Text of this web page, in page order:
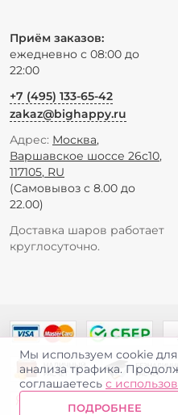
Приём заказов:
ежедневно с 08:00 до
22:00
+7 (495) 133-65-42
zakaz@bighappy.ru
Адрес: Москва,
Варшавское шоссе 26с10,
117105, RU
(Самовывоз с 8.00 до
22.00)
Доставка шаров работает
круглосуточно.
Мы используем cookie
анализа трафика.
соглашаетесь с
ПОДРОБНЕЕ